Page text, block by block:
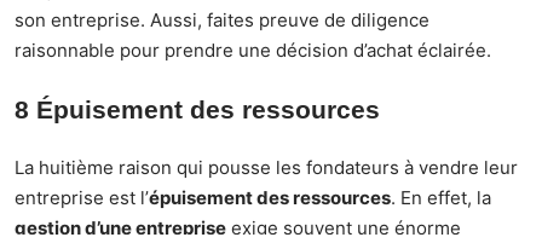
son entreprise. Aussi, faites preuve de diligence
raisonnable pour prendre une décision d’achat éclairée.
8 Épuisement des ressources
La huitième raison qui pousse les fondateurs à vendre leur
entreprise est l’épuisement des ressources. En effet, la
gestion d’une entreprise exige souvent une énorme